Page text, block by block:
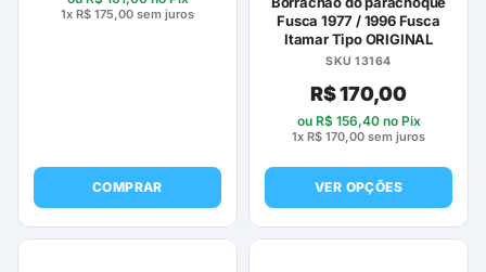
1x R$ 175,00 sem juros
COMPRAR
Fusca 1977 / 1996 Fusca
Itamar Tipo ORIGINAL
SKU 13164
R$170,00
ou R$156,40no Pix
1x R$ 170,00 sem juros
VER OPÇÕES
Este